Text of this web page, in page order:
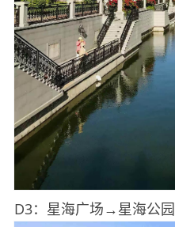
D3：星海广场→星海公